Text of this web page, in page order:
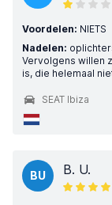
Voordelen: NIETS
Nadelen:
Vervolgens willen
is, die helemaal
SEAT Ibiza
BU B. U.